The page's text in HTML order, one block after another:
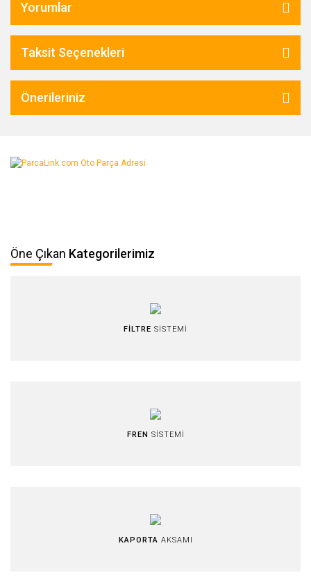
Yorumlar
Taksit Seçenekleri
Önerileriniz
Öne Çıkan Kategorilerimiz
FİLTRE SİSTEMİ
FREN SİSTEMİ
KAPORTA AKSAMI